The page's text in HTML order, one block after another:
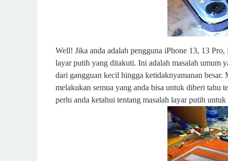
Well! Jika anda adalah pengguna iPhone 13, 13
layar putih yang ditakuti. Ini adalah masalah umum
dari gangguan kecil hingga ketidaknyamanan besar.
melakukan semua yang anda bisa untuk diberi tahu
perlu anda ketahui tentang masalah layar putih untuk